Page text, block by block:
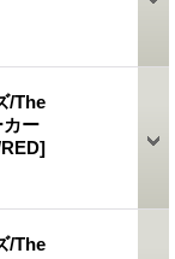
/The
ー
/The